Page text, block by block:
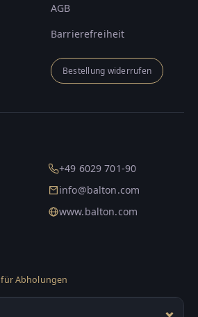
AGB
Barrierefreiheit
Bestellung widerrufen
+49 6029 701-90
info@balton.com
www.balton.com
für Abholungen